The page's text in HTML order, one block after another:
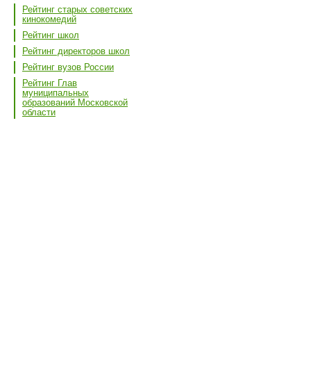
Рейтинг старых советских
кинокомедий
Рейтинг школ
Рейтинг директоров школ
Рейтинг вузов России
Рейтинг Глав
муниципальных
образований Московской
области